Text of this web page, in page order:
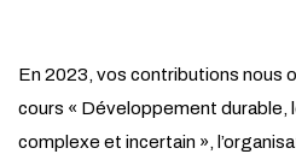
En 2023, vos contributions nous
cours « Développement durable,
complexe et incertain »,